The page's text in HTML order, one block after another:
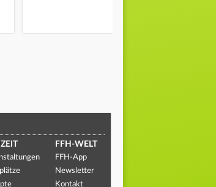
FFH-WELT
FFH-App
Newsletter
Kontakt